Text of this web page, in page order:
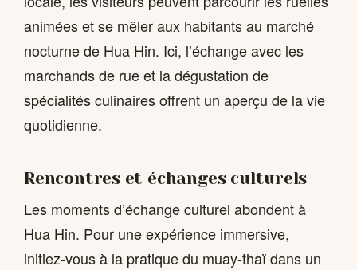
animées et se mêler aux habitants au marché
nocturne de Hua Hin. Ici, l’échange avec les
marchands de rue et la dégustation de
spécialités culinaires offrent un aperçu de la vie
quotidienne.
Rencontres et échanges culturels
Les moments d’échange culturel abondent à
Hua Hin. Pour une expérience immersive,
initiez-vous à la pratique du muay-thaï dans un